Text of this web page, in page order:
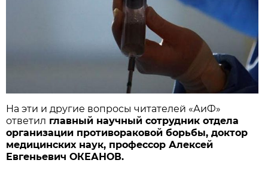
На эти и другие вопросы читателей «АиФ»
ответил главный научный сотрудник отдела
организации противораковой борьбы, доктор
медицинских наук, профессор Алексей
Евгеньевич ОКЕАНОВ.